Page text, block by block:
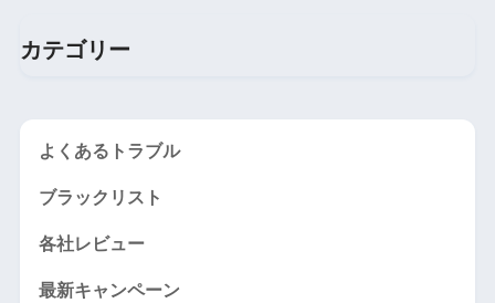
カテゴリー
よくあるトラブル
ブラックリスト
各社レビュー
最新キャンペーン